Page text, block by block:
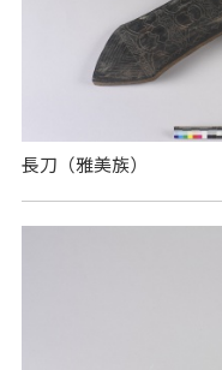
長刀（雅美族）